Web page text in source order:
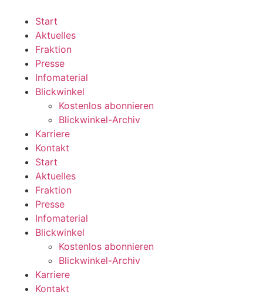
wechseln
Start
Aktuelles
Fraktion
Presse
Infomaterial
Blickwinkel
Kostenlos abonnieren
Blickwinkel-Archiv
Karriere
Kontakt
Start
Aktuelles
Fraktion
Presse
Infomaterial
Blickwinkel
Kostenlos abonnieren
Blickwinkel-Archiv
Karriere
Kontakt